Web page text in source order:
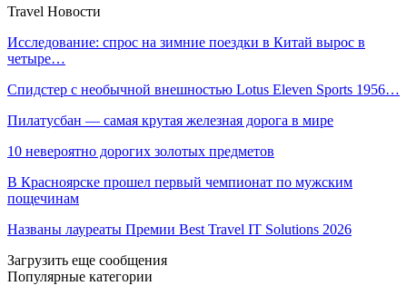
Travel Новости
Исследование: спрос на зимние поездки в Китай вырос в
четыре…
Спидстер с необычной внешностью Lotus Eleven Sports 1956…
Пилатусбан — самая крутая железная дорога в мире
10 невероятно дорогих золотых предметов
В Красноярске прошел первый чемпионат по мужским
пощечинам
Названы лауреаты Премии Best Travel IT Solutions 2026
Загрузить еще сообщения
Популярные категории